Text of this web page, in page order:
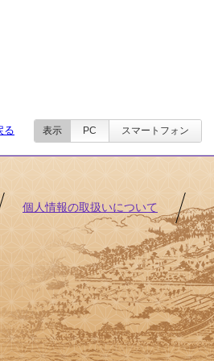
る 表示 PC スマートフォン
個人情報の取扱いについて